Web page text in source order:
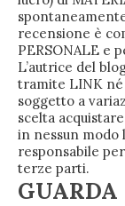
recensione è
PERSONALE e
L’autrice del
tramite LINK né
soggetto a
scelta
in nessun modo
responsabile
terze parti.